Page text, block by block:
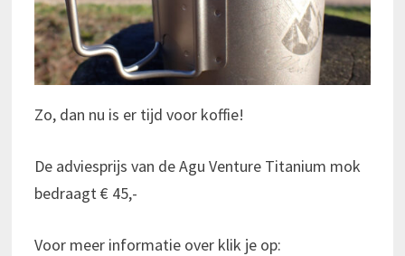
Zo, dan nu is er tijd voor koffie!
De adviesprijs van de Agu Venture Titanium mok
bedraagt € 45,-
Voor meer informatie over klik je op: